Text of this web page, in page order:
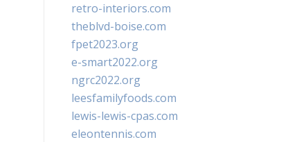
retro-interiors.com
theblvd-boise.com
fpet2023.org
e-smart2022.org
ngrc2022.org
leesfamilyfoods.com
lewis-lewis-cpas.com
eleontennis.com